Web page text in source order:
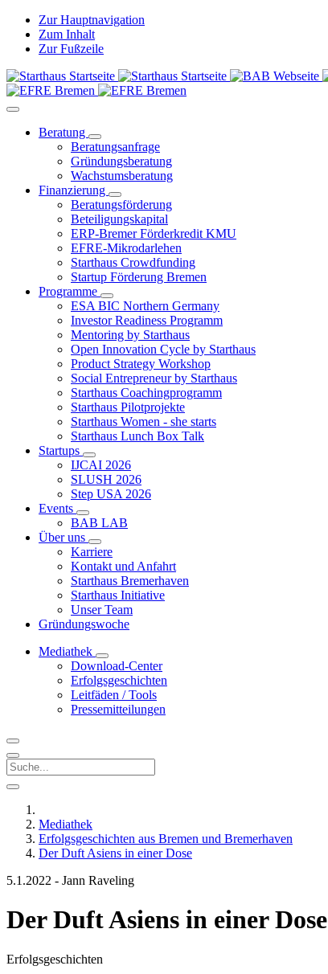
Zur Hauptnavigation
Zum Inhalt
Zur Fußzeile
Beratung
Beratungsanfrage
Gründungsberatung
Wachstumsberatung
Finanzierung
Beratungsförderung
Beteiligungskapital
ERP-Bremer Förderkredit KMU
EFRE-Mikrodarlehen
Starthaus Crowdfunding
Startup Förderung Bremen
Programme
ESA BIC Northern Germany
Investor Readiness Programm
Mentoring by Starthaus
Open Innovation Cycle by Starthaus
Product Strategy Workshop
Social Entrepreneur by Starthaus
Starthaus Coachingprogramm
Starthaus Pilotprojekte
Starthaus Women - she starts
Starthaus Lunch Box Talk
Startups
IJCAI 2026
SLUSH 2026
Step USA 2026
Events
BAB LAB
Über uns
Karriere
Kontakt und Anfahrt
Starthaus Bremerhaven
Starthaus Initiative
Unser Team
Gründungswoche
Mediathek
Download-Center
Erfolgsgeschichten
Leitfäden / Tools
Pressemitteilungen
Mediathek
Erfolgsgeschichten aus Bremen und Bremerhaven
Der Duft Asiens in einer Dose
5.1.2022 - Jann Raveling
Der Duft Asiens in einer Dose
Erfolgsgeschichten